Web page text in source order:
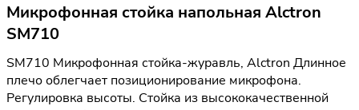
Микрофонная стойка напольная Alctron
SM710
SM710 Микрофонная стойка-журавль, Alctron Длинное
плечо облегчает позиционирование микрофона.
Регулировка высоты. Стойка из высококачественной